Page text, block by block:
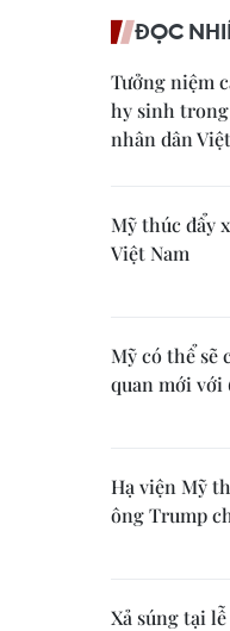
ĐỌC
Tưởng niệm
hy sinh
nhân dân
Mỹ thúc đẩy
Việt Nam
Mỹ có thể sẽ
quan mới với
Hạ viện Mỹ
ông Trump
Xả súng tại